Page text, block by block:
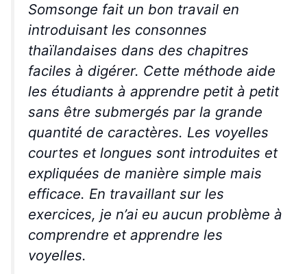
Somsonge fait un bon travail en
introduisant les consonnes
thaïlandaises dans des chapitres
faciles à digérer. Cette méthode aide
les étudiants à apprendre petit à petit
sans être submergés par la grande
quantité de caractères. Les voyelles
courtes et longues sont introduites et
expliquées de manière simple mais
efficace. En travaillant sur les
exercices, je n’ai eu aucun problème à
comprendre et apprendre les
voyelles.